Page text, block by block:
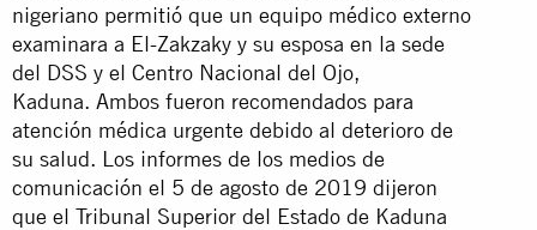
nigeriano permitió que un equipo médico externo
examinara a El-Zakzaky y su esposa en la sede
del DSS y el Centro Nacional del Ojo,
Kaduna. Ambos fueron recomendados para
atención médica urgente debido al deterioro de
su salud. Los informes de los medios de
comunicación el 5 de agosto de 2019 dijeron
que el Tribunal Superior del Estado de Kaduna